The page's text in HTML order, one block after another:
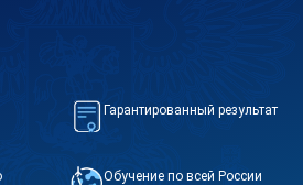
Гарантированный результат
Обучение по всей России